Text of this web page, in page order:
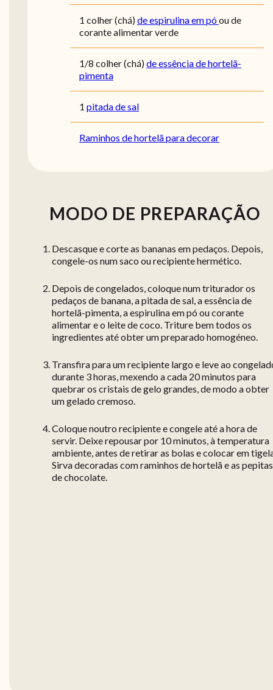
1 colher (chá)de espirulina em póou de
corante alimentar verde
1/8 colher (chá)de essência de hortelã-
pimenta
1 pitada de sal
Raminhos de hortelã para decorar
MODO DE PREPARAÇÃO
Descasque e corte as bananas em pedaços. Depois,
congele-os num saco ou recipiente hermético.
Depois de congelados, coloque num triturador os
pedaços de banana, a pitada de sal, a essência de
hortelã-pimenta, a espirulina em pó ou corante
alimentar e o leite de coco. Triture bem todos os
ingredientes até obter um preparado homogéneo.
Transfira para um recipiente largo e leve ao
durante 3 horas, mexendo a cada 20 minutos para
quebrar os cristais de gelo grandes, de modo a obter
um gelado cremoso.
Coloque noutro recipiente e congele até a hora de
servir. Deixe repousar por 10 minutos, à temperatura
ambiente, antes de retirar as bolas e colocar em
Sirva decoradas com raminhos de hortelã e as pepitas
de chocolate.